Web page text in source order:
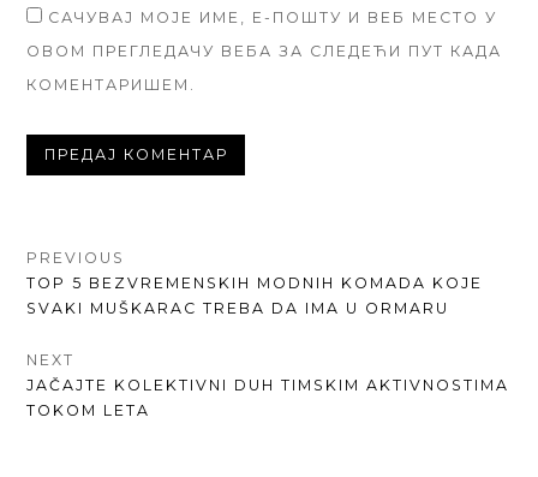
САЧУВАЈ МОЈЕ ИМЕ, Е-ПОШТУ И ВЕБ МЕСТО У
ОВОМ ПРЕГЛЕДАЧУ ВЕБА ЗА СЛЕДЕЋИ ПУТ КАДА
КОМЕНТАРИШЕМ.
КРЕТАЊЕ
ЧЛАНКА
PREVIOUS
PREVIOUS
POST:
TOP 5 BEZVREMENSKIH MODNIH KOMADA KOJE
SVAKI MUŠKARAC TREBA DA IMA U ORMARU
NEXT
NEXT
POST:
JAČAJTE KOLEKTIVNI DUH TIMSKIM AKTIVNOSTIMA
TOKOM LETA